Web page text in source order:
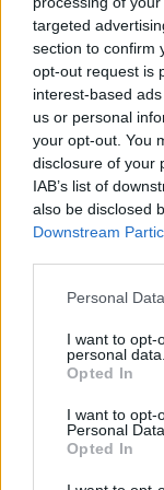
targeted
section to confirm
opt-out request is
interest-based
us or personal
your opt-out. You
disclosure of your
IAB’s list of
also be disclosed
Downstream
Personal
I want to opt-
personal data.
Opted In
I want to opt-
Personal Data.
Opted In
πιθανότητες να
ομαλά στην
γλώσσα για τις
Το ύφος και η
μεγάλο ρόλο στο
αφορά.
ύφος που
διατυπώσεις που
αποκλειστικές.
ανοιχτή σε κάθε
μελέτες, οι
ουδέτερο τόνο
76% των